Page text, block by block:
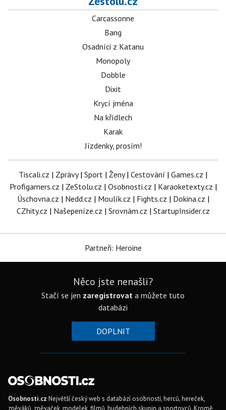
Carcassonne
Bang
Osadníci z Katanu
Monopoly
Dobble
Dixit
Krycí jména
Na křídlech
Karak
Jízdenky, prosím!
Tiscali.cz | Zprávy| Sport | Ženy| Cestování | Games.cz |
Profigamers.cz | ZeStolu.cz | Osobnosti.cz | Karaoketexty.cz |
Úschovna.cz | Nedd.cz | Moulík.cz | Fights.cz | Dokina.cz |
CZhity.cz | Našepeníze.cz | Srovnám.cz | StartupInsider.cz
Partneři: Heroine
Něco jste nenašli?
Stačí se jen zaregistrovat a můžete tuto
databázi
DOPLNIT
Osobnosti.cz Největší český web s databází osobností, herců, hereček,
zpěváků, zpěvaček, modelek, filmů, hudebních skupin a sportovců. Kromě